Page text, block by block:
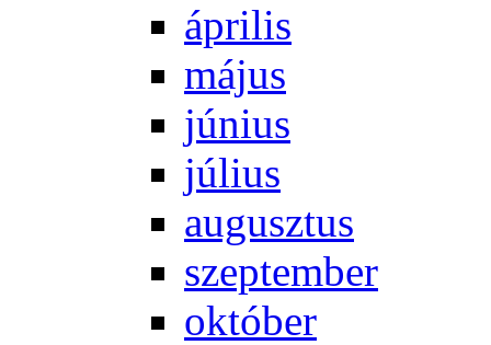
áp­ri­lis
má­jus
jú­ni­us
jú­li­us
au­gusz­tus
szep­tem­ber
ok­tó­ber